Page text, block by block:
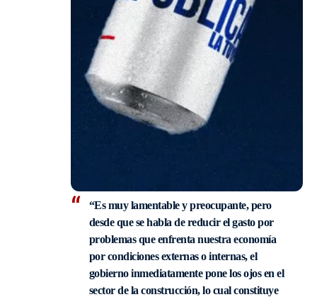
“Es muy lamentable y preocupante, pero
desde que se habla de reducir el gasto por
problemas que enfrenta nuestra economía
por condiciones externas o internas, el
gobierno inmediatamente pone los ojos en el
sector de la construcción, lo cual constituye